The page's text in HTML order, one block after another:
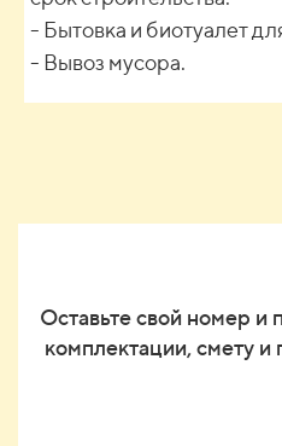
- Бытовка и биотуалет
- Вывоз мусора.
Оставьте свой номер и
комплектации, смету